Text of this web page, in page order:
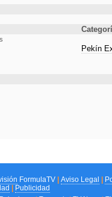
Pekín
FormulaTV Aviso Legal
Publicidad